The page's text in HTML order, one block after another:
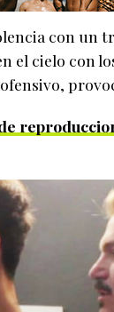
con un
cielo con